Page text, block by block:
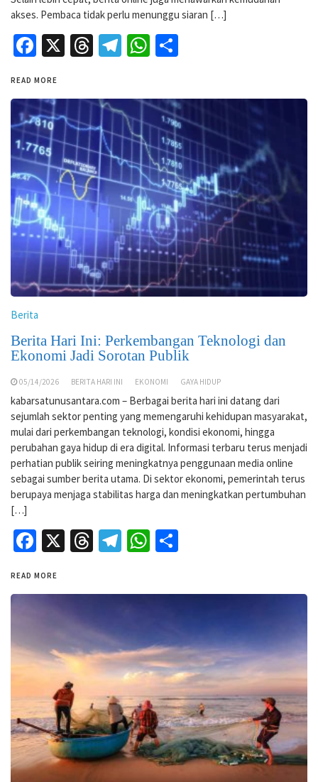
akses. Pembaca tidak perlu menunggu siaran […]
Facebook
X Threads
Telegram
WhatsApp
READ MORE
Berita
Berita Hari Ini: Perkembangan Teknologi dan
Ekonomi Jadi Sorotan Publik
05/14/2026 BERITA HARI INI EKONOMI GAYA HIDUP
kabarsatunusantara.com – Berbagai berita hari ini datang dari
sejumlah sektor penting yang memengaruhi kehidupan masyarakat,
mulai dari perkembangan teknologi, kondisi ekonomi, hingga
perubahan gaya hidup di era digital. Informasi terbaru terus menjadi
perhatian publik seiring meningkatnya penggunaan media online
sebagai sumber berita utama. Di sektor ekonomi, pemerintah terus
berupaya menjaga stabilitas harga dan meningkatkan pertumbuhan
[…]
Facebook
X Threads
Telegram
WhatsApp
READ MORE